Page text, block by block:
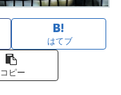
はてブ
コピー